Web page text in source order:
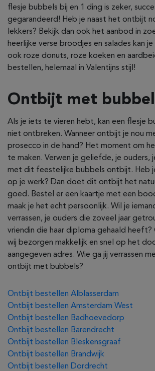
flesje bubbels bij en 1 ding is zeker,
gegarandeerd! Heb je naast het ontbijt
lekkers? Bekijk dan ook het aanbod in
heerlijke verse broodjes en salades kan
ook roze donuts, roze koeken en
bestellen, helemaal in Valentijns stijl!
Ontbijt met
Als je iets te vieren hebt, kan een flesje
niet ontbreken. Wanneer ontbijt je nou
prosecco in de hand? Het moment om
te maken. Verwen je geliefde, je ouders,
met dit feestelijke bubbels ontbijt. Heb
op je werk? Dan doet dit ontbijt het
goed. Bestel er een kaartje met een
maak je het echt persoonlijk. Wil je
verrassen, je ouders die zoveel jaar
vriendin die haar diploma gehaald heeft?
wij bezorgen makkelijk en snel op het
aangegeven adres. Wie ga jij verrassen
ontbijt met bubbels?
Ontbijt bestellen Alblasserdam
Ontbijt bestellen Amsterdam West
Ontbijt bestellen Badhoevedorp
Ontbijt bestellen Barendrecht
Ontbijt bestellen Bleskensgraaf
Ontbijt bestellen Brandwijk
Ontbijt bestellen Dordrecht